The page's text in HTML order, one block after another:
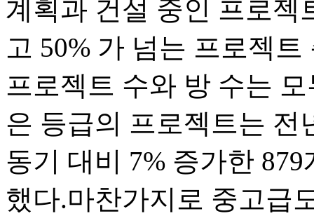
계획과 건설 중인 프로젝
고 50% 가 넘는 프로젝
프로젝트 수와 방 수는
은 등급의 프로젝트는 전
동기 대비 7% 증가한
했다.마찬가지로 중고급